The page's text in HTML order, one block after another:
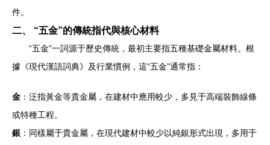
件。
二、 “五金”的傳統指代與核心材料
“五金”一詞源于歷史傳統，最初主要指五種基礎金屬材料。根
據《現代漢語詞典》及行業慣例，這“五金”通常指：
金 ：泛指黃金等貴金屬，在建材中應用較少，多見于高端裝飾線條
或特種工程。
銀 ：同樣屬于貴金屬，在現代建材中較少以純銀形式出現，多用于